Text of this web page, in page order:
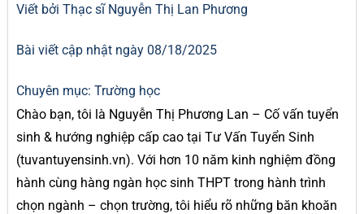
Viết bởi Thạc sĩNguyễn Thị Lan Phương
Bài viết cập nhật ngày 08/18/2025
Chuyên mục: Trường học
Chào bạn, tôi là Nguyễn Thị Phương Lan – Cố vấn tuyển
sinh & hướng nghiệp cấp cao tại Tư Vấn Tuyển Sinh
(tuvantuyensinh.vn). Với hơn 10 năm kinh nghiệm đồng
hành cùng hàng ngàn học sinh THPT trong hành trình
chọn ngành – chọn trường, tôi hiểu rõ những băn khoăn